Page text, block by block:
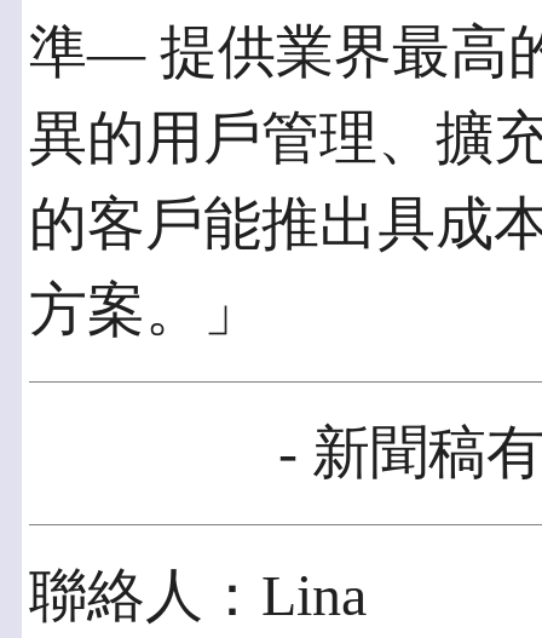
準— 提供業界最高
異的用戶管理、擴
的客戶能推出具成
方案。」
- 新聞稿
聯絡人：Lina